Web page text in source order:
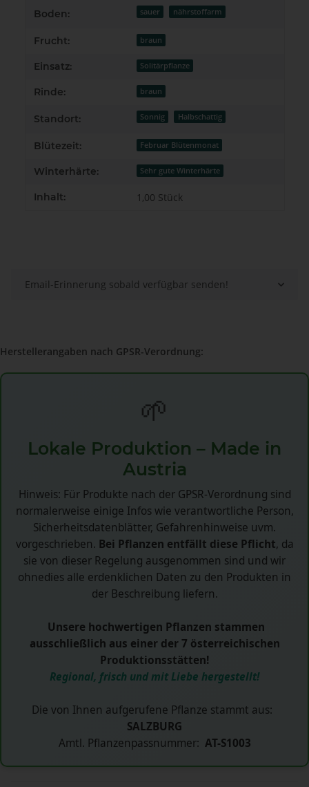
Boden: sauer nährstoffarm
Frucht: braun
Einsatz: Solitärpflanze
Rinde: braun
Standort: Sonnig Halbschattig
Blütezeit: Februar Blütenmonat
Winterhärte: Sehr gute Winterhärte
Inhalt: 1,00 Stück
Email-Erinnerung sobald verfügbar senden!
Herstellerangaben nach GPSR-Verordnung:
🌱
Lokale Produktion – Made in
Austria
Hinweis: Für Produkte nach der GPSR-Verordnung sind
normalerweise einige Infos wie verantwortliche Person,
Sicherheitsdatenblätter, Gefahrenhinweise uvm.
vorgeschrieben. Bei Pflanzen entfällt diese Pflicht, da
sie von dieser Regelung ausgenommen sind und wir
ohnedies alle erdenklichen Daten zu den Produkten in
der Beschreibung liefern.
Unsere hochwertigen Pflanzen stammen
ausschließlich aus einer der 7 österreichischen
Produktionsstätten!
Regional, frisch und mit Liebe hergestellt!
Die von Ihnen aufgerufene Pflanze stammt aus:
SALZBURG
Amtl. Pflanzenpassnummer: AT-S1003